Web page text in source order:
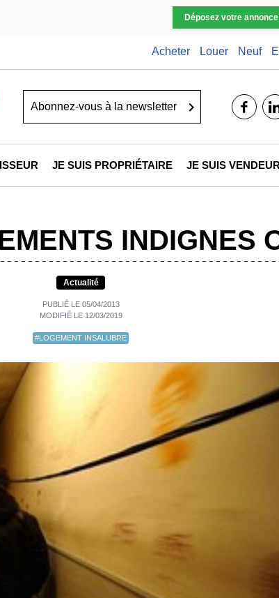
Déposez votre annonce
Acheter Louer Neuf
JE SUIS PROPRIÉTAIRE JE SUIS VENDEUR
INDIGNES
Actualité
PUBLIÉ LE 05/04/2013
MODIFIÉ LE 12/03/2019
#LOGEMENT INSALUBRE